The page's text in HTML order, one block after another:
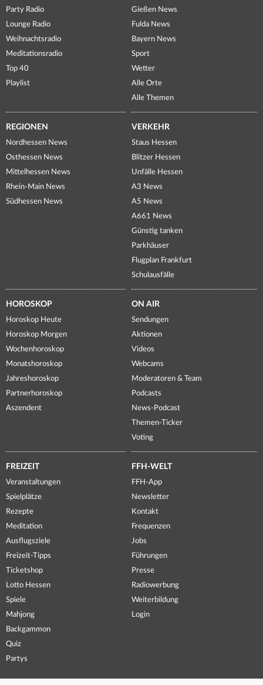
Party Radio
Lounge Radio
Weihnachtsradio
Meditationsradio
Top 40
Playlist
Gießen News
Fulda News
Bayern News
Sport
Wetter
Alle Orte
Alle Themen
REGIONEN
Nordhessen News
Osthessen News
Mittelhessen News
Rhein-Main News
Südhessen News
VERKEHR
Staus Hessen
Blitzer Hessen
Unfälle Hessen
A3 News
A5 News
A661 News
Günstig tanken
Parkhäuser
Flugplan Frankfurt
Schulausfälle
HOROSKOP
Horoskop Heute
Horoskop Morgen
Wochenhoroskop
Monatshoroskop
Jahreshoroskop
Partnerhoroskop
Aszendent
ON AIR
Sendungen
Aktionen
Videos
Webcams
Moderatoren & Team
Podcasts
News-Podcast
Themen-Ticker
Voting
FREIZEIT
Veranstaltungen
Spielplätze
Rezepte
Meditation
Ausflugsziele
Freizeit-Tipps
Ticketshop
Lotto Hessen
Spiele
Mahjong
Backgammon
Quiz
Partys
FFH-WELT
FFH-App
Newsletter
Kontakt
Frequenzen
Jobs
Führungen
Presse
Radiowerbung
Weiterbildung
Login